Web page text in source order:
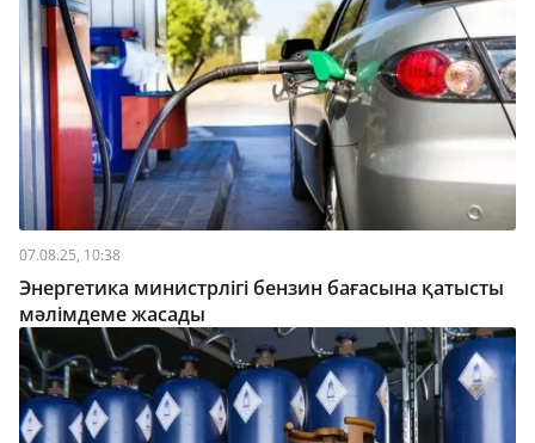
07.08.25, 10:38
Энергетика министрлігі бензин бағасына қатысты
мәлімдеме жасады